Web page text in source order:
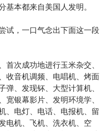
基本都来自美国人发明。
试，一口气念出下面这一段
首次成功地进行玉米杂交、
收音机调频、电唱机、烤面
弹、发现钚、大型计算机、
宽银幕影片、发明环境学、
、电灯、电话、电报机、留
电机、飞机、洗衣机、空